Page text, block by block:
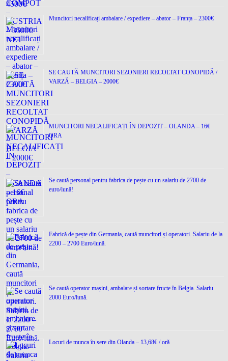
Muncitori necalificați ambalare / expediere – abator – Franța – 2300€
SE CAUTĂ MUNCITORI SEZONIERI RECOLTAT CONOPIDĂ /
VARZĂ – BELGIA – 2000€
MUNCITORI NECALIFICAȚI ÎN DEPOZIT – OLANDA – 16€
ORA
Se caută personal pentru fabrica de pește cu un salariu de 2700 de
euro/lună!
Fabrică de pește din Germania, caută muncitori și operatori. Salariu de la
2200 – 2700 Euro/lună.
Se caută operator mașini, ambalare și sortare fructe în Belgia. Salariu
2000 Euro/lună.
Locuri de munca în sere din Olanda – 13,68€ / oră